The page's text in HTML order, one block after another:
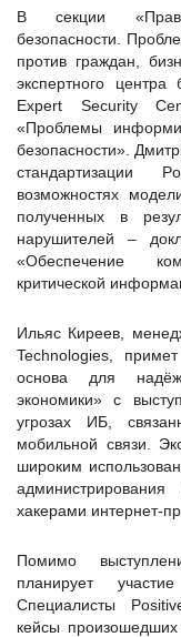
В секции
безопасности.
против граждан,
экспертного
Expert Security
«Проблемы
безопасности».
стандартизации
возможностях
полученных в
нарушителей –
«Обеспечение
критической
Ильяс Киреев,
Technologies,
основа для
экономики» с
угрозах ИБ,
мобильной связи.
широким
хакерами интернет-
Помимо
планирует
Специалисты
кейсы